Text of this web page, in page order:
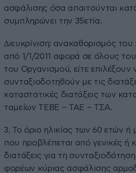
ασφάλισης όσα απαιτούνται
συµπληρώνει την 35ετία.
∆ιευκρίνιση: ανακαθορισµός
από 1/1/2011 αφορά σε όλους
του Οργανισµού, είτε επιλέξουν
συνταξιοδοτηθούν µε τις
καταστατικές διατάξεις των
ταµείων ΤΕΒΕ – ΤΑΕ – ΤΣΑ.
3. Το όριο ηλικίας των 60 ετών ή
που προβλέπεται από γενικές ή
διατάξεις για τη
φορέων κύριας ασφάλισης